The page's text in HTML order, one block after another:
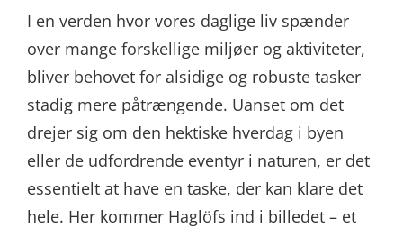
I en verden hvor vores daglige liv spænder
over mange forskellige miljøer og aktiviteter,
bliver behovet for alsidige og robuste tasker
stadig mere påtrængende. Uanset om det
drejer sig om den hektiske hverdag i byen
eller de udfordrende eventyr i naturen, er det
essentielt at have en taske, der kan klare det
hele. Her kommer Haglöfs ind i billedet – et